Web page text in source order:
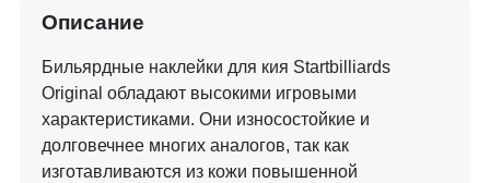
Описание
Бильярдные наклейки для кия Startbilliards
Original обладают высокими игровыми
характеристиками. Они износостойкие и
долговечнее многих аналогов, так как
изготавливаются из кожи повышенной